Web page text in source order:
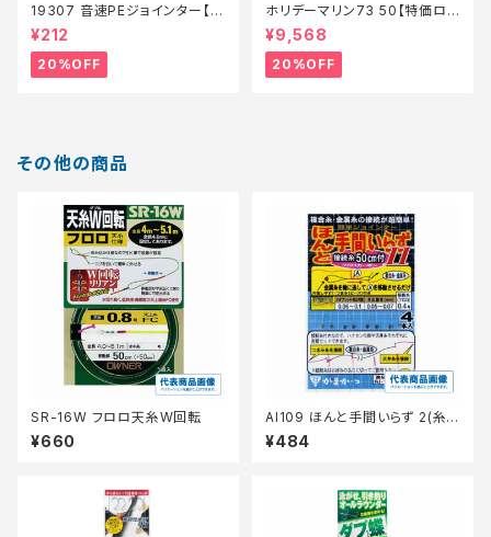
19307 音速PEジョインター【特
価仕掛】【20】
¥212
20%OFF
ホリデーマリン73 50【特価ロッ
ド】【20】
¥9,568
20%OFF
その他の商品
SR-16W フロロ天糸W回転
¥660
AI109 ほんと手間いらず 2(糸
付) レギュラー
¥484